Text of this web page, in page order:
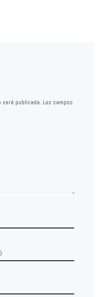
será publicada. Los campos